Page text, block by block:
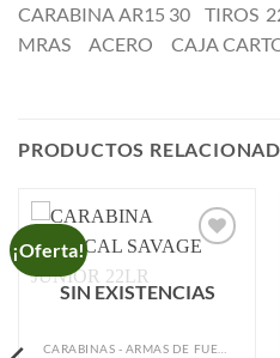
CARABINA AR15 30 TIROS
MRAS ACERO CAJA
PRODUCTOS
¡Oferta!
lista de
SIN EXISTENCIAS